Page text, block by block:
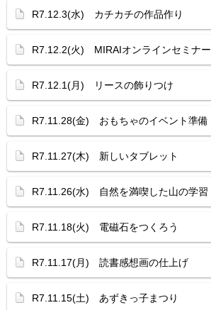
R7.12.3(水) カチカチの作品作り
R7.12.2(火) MIRAIオンラインセミナー
R7.12.1(月) リースの飾りつけ
R7.11.28(金) おもちゃのイベント準備
R7.11.27(木) 新しいタブレット
R7.11.26(水) 自然を満喫した山の学習
R7.11.18(火) 電磁石をつくろう
R7.11.17(月) 読書感想画の仕上げ
R7.11.15(土) あずきっ子まつり